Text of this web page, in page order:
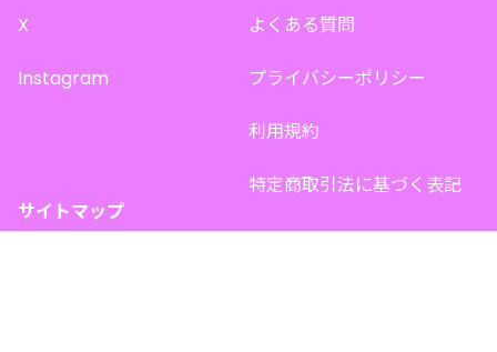
X
Instagram
よくある質問
プライバシーポリシー
利用規約
特定商取引法に基づく表記
サイトマップ